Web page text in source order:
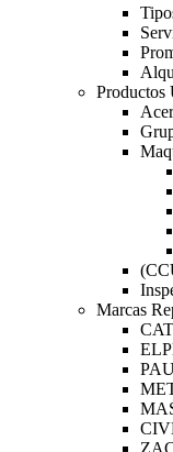
Productos
Marcas
CAT